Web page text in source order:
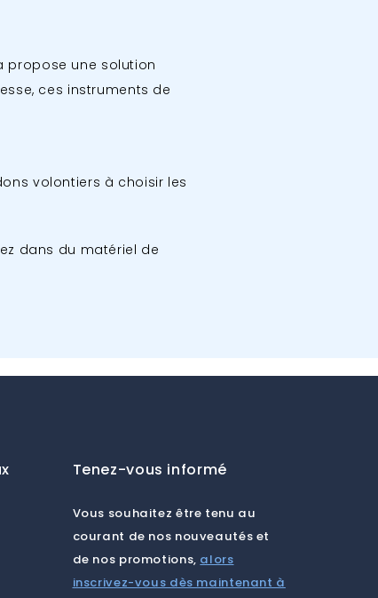
propose une solution
ces instruments de
volontiers à choisir les
dans du matériel de
Tenez-vous informé
Vous souhaitez être tenu au
courant de nos nouveautés et
de nos promotions, alors
inscrivez-vous dès maintenant à